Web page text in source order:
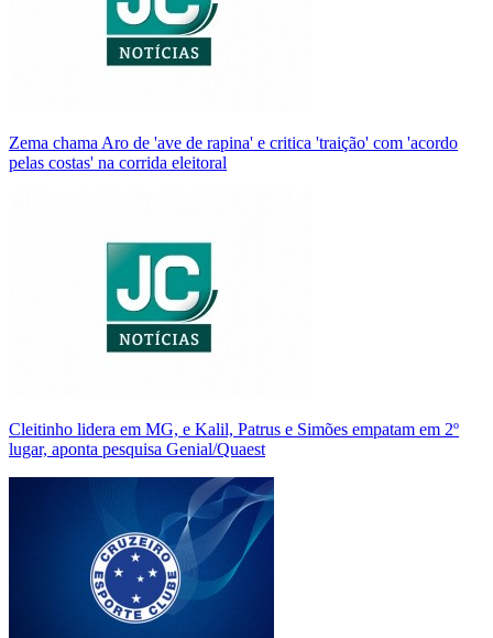
Zema chama Aro de 'ave de rapina' e critica 'traição' com 'acordo
pelas costas' na corrida eleitoral
Cleitinho lidera em MG, e Kalil, Patrus e Simões empatam em 2º
lugar, aponta pesquisa Genial/Quaest